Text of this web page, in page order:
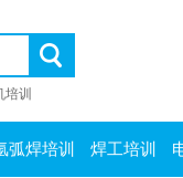
培训
弧焊培训 焊工培训